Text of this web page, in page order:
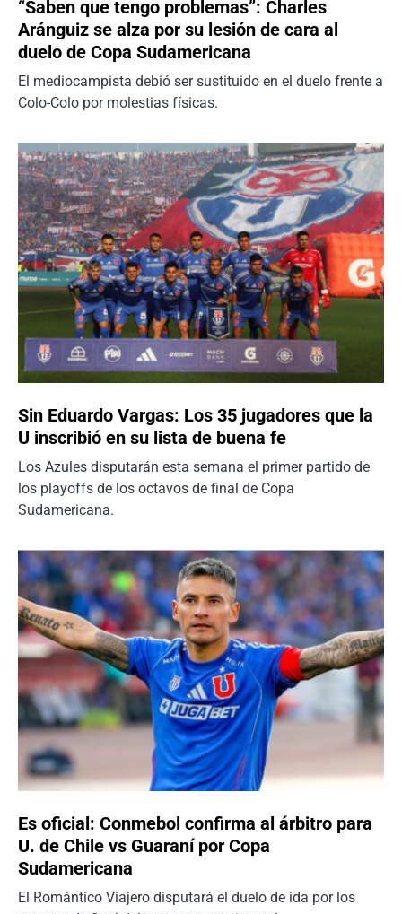
“Saben que tengo problemas”: Charles
Aránguiz se alza por su lesión de cara al
duelo de Copa Sudamericana
El mediocampista debió ser sustituido en el duelo frente a
Colo-Colo por molestias físicas.
Sin Eduardo Vargas: Los 35 jugadores que la
U inscribió en su lista de buena fe
Los Azules disputarán esta semana el primer partido de
los playoffs de los octavos de final de Copa
Sudamericana.
Es oficial: Conmebol confirma al árbitro para
U. de Chile vs Guaraní por Copa
Sudamericana
El Romántico Viajero disputará el duelo de ida por los